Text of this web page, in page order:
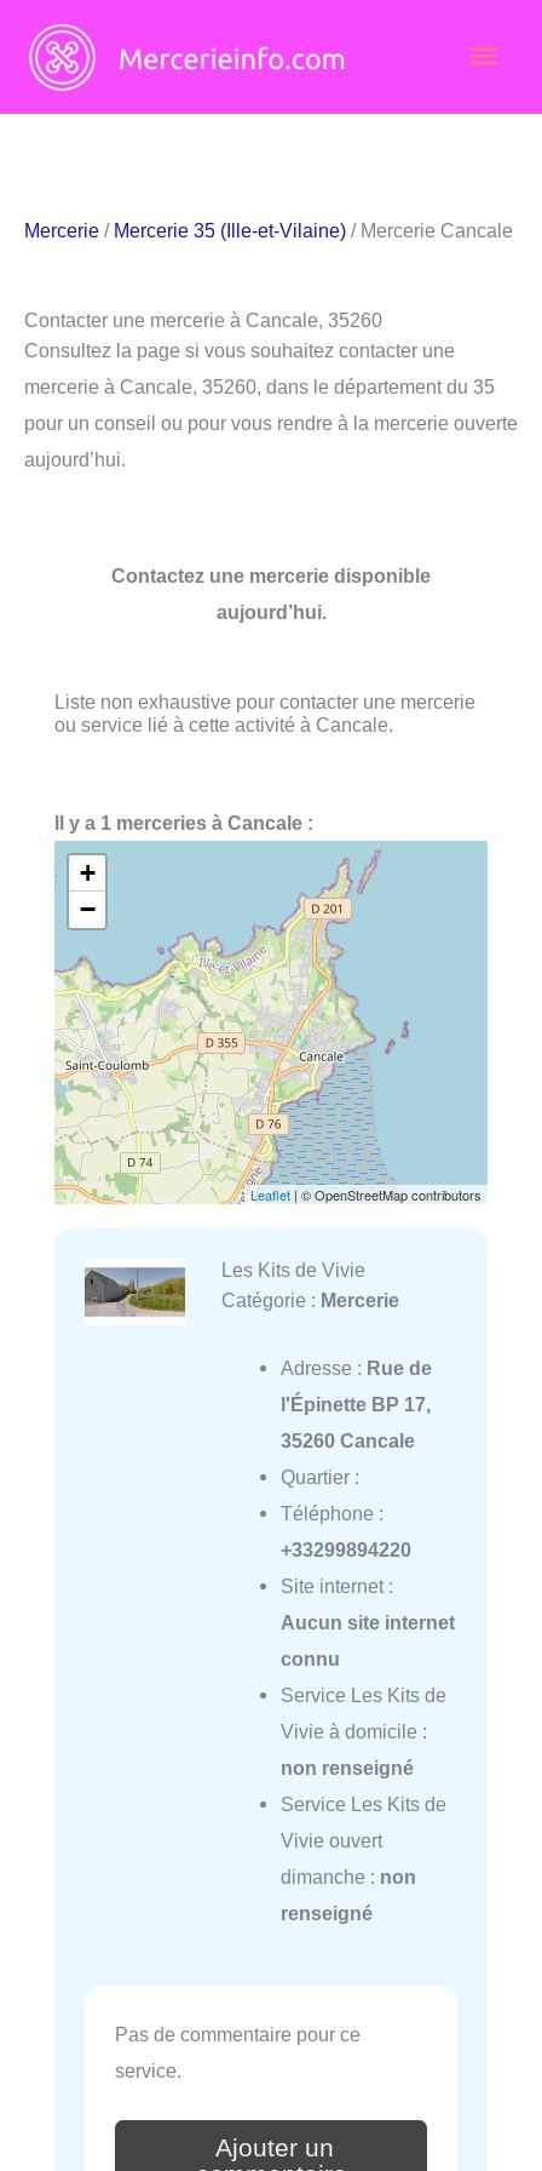
contenu
Mercerie / Mercerie 35 (Ille-et-Vilaine) / Mercerie Cancale
Contacter une mercerie à Cancale, 35260
Consultez la page si vous souhaitez contacter une
mercerie à Cancale, 35260, dans le département du 35
pour un conseil ou pour vous rendre à la mercerie ouverte
aujourd’hui.
Contactez une mercerie disponible
aujourd’hui.
Liste non exhaustive pour contacter une mercerie
ou service lié à cette activité à Cancale.
Il y a 1 merceries à Cancale :
+
−
Leaflet| © OpenStreetMap contributors
Les Kits de Vivie
Catégorie : Mercerie
Adresse : Rue de
l'Épinette BP 17,
35260 Cancale
Quartier :
Téléphone :
+33299894220
Site internet :
Aucun site internet
connu
Service Les Kits de
Vivie à domicile :
non renseigné
Service Les Kits de
Vivie ouvert
dimanche : non
renseigné
Pas de commentaire pour ce
service.
Ajouter un